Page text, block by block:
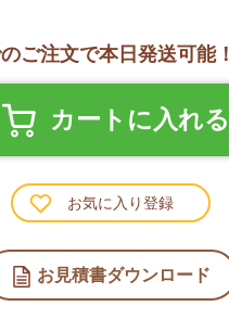
ご注文で本日発送可能！
カートに入れる
お気に入り登録
お見積書ダウンロード